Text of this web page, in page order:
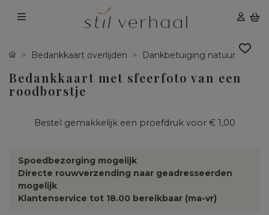
Bedankkaart overlijden Dankbetuiging natuur
Bedankkaart met sfeerfoto van een
roodborstje
Bestel gemakkelijk een proefdruk voor € 1,00
Spoedbezorging mogelijk
Directe rouwverzending naar geadresseerden
mogelijk
Klantenservice tot 18.00 bereikbaar (ma-vr)